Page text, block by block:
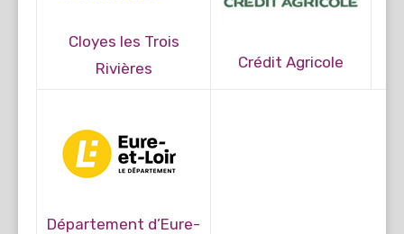
Cloyes les Trois
Rivières
Crédit Agricole
Département d’Eure-